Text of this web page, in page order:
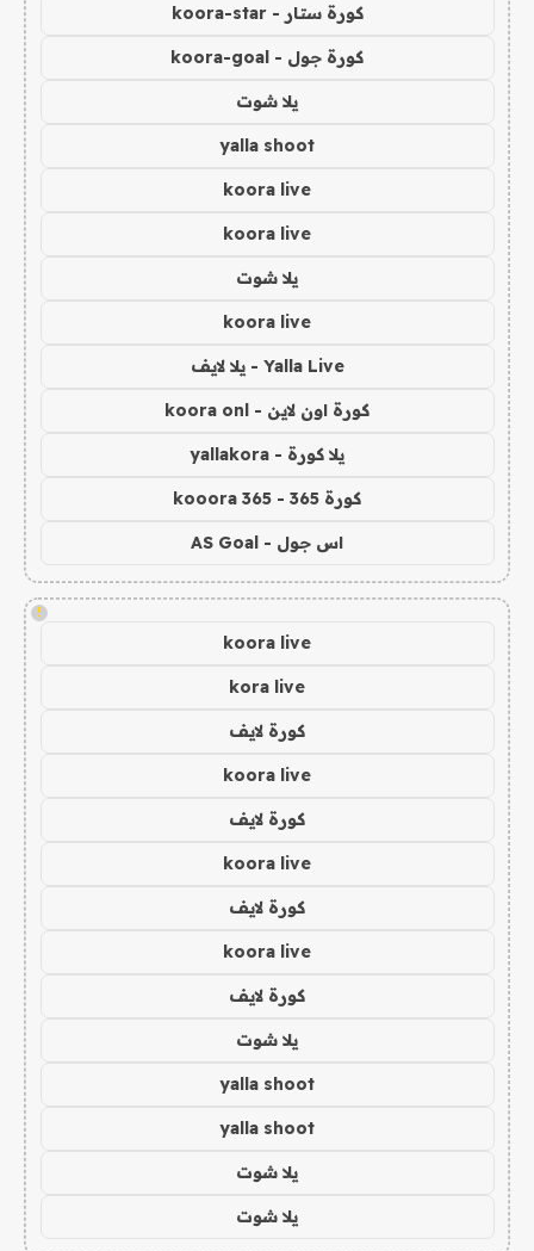
كورة ستار - koora-star
كورة جول - koora-goal
يلا شوت
yalla shoot
koora live
koora live
يلا شوت
koora live
Yalla Live - يلا لايف
كورة اون لاين - koora onl
يلا كورة - yallakora
كورة 365 - kooora 365
اس جول - AS Goal
!
koora live
kora live
كورة لايف
koora live
كورة لايف
koora live
كورة لايف
koora live
كورة لايف
يلا شوت
yalla shoot
yalla shoot
يلا شوت
يلا شوت